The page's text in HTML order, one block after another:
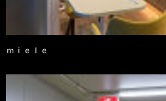
ｍｉｅｌｅ